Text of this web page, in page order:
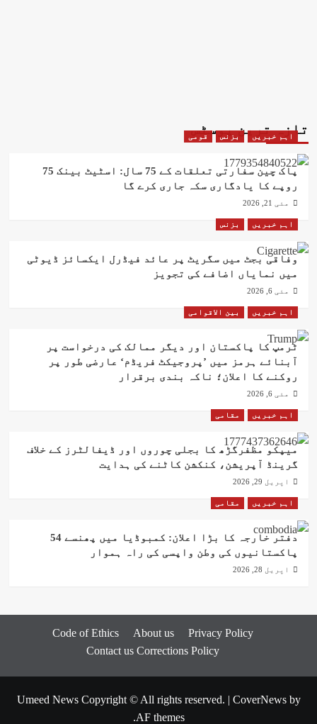
تازہ ترین پوسٹس
اہم خبریں بزنس قومی
پاک چین سفارتی تعلقات کے 75 سال: اسٹیٹ بینک 75
روپے کا یادگاری سکہ جاری کرے گا
مئی 21, 2026
اہم خبریں بزنس
وفاقی بجٹ میں سگریٹ پر عائد فیڈرل ایکسائز ڈیوٹی
میں نمایاں اضافے کی تجویز
مئی 6, 2026
اہم خبریں بین الاقوامی
ٹرمپ کا پاکستان اور دیگر ممالک کی درخواست پر
آبنائے ہرمز میں ’پروجیکٹ فریڈم‘ عارضی طور پر
روکنے کا اعلان؛ ناکہ بندی برقرار
مئی 6, 2026
اہم خبریں مقامی
میپکو مظفرگڑھ کا بجلی چوروں اور ڈیفالٹرز کے خلاف
گرینڈ آپریشن، کنکشن کاٹنے کی ہدایت
اپریل 29, 2026
اہم خبریں مقامی
دفتر خارجہ کا بڑا اعلان: کمبوڈیا میں پھنسے 54
پاکستانیوں کی وطن واپسی کی راہ ہموار
اپریل 28, 2026
Privacy Policy
About us
Code of Ethics
Corrections Policy
Contact us
Umeed News Copyright © All rights reserved. | CoverNewsby
AF themes.